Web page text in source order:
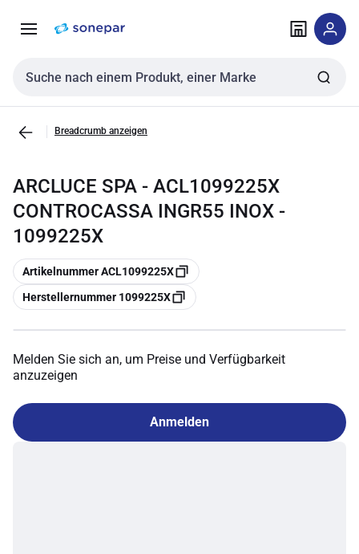
NavigationInhalt
Sucheingabe
Breadcrumb anzeigen
ARCLUCE SPA - ACL1099225X
CONTROCASSA INGR55 INOX -
1099225X
Kopieren
Artikelnummer ACL1099225X
Kopieren
Herstellernummer 1099225X
Melden Sie sich an, um Preise und Verfügbarkeit
anzuzeigen
Anmelden